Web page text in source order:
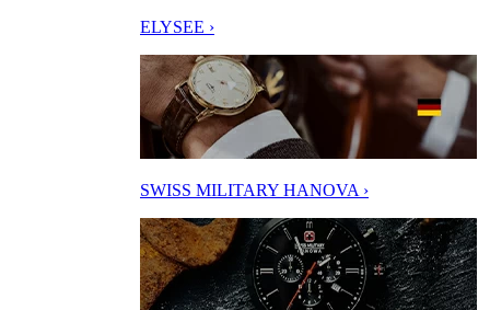
ELYSEE ›
SWISS MILITARY HANOVA ›